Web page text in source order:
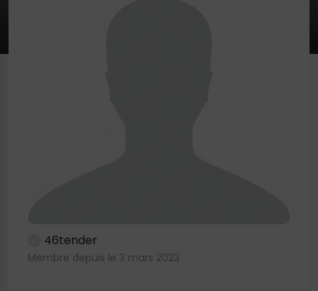
46tender
Membre depuis le 3 mars 2023